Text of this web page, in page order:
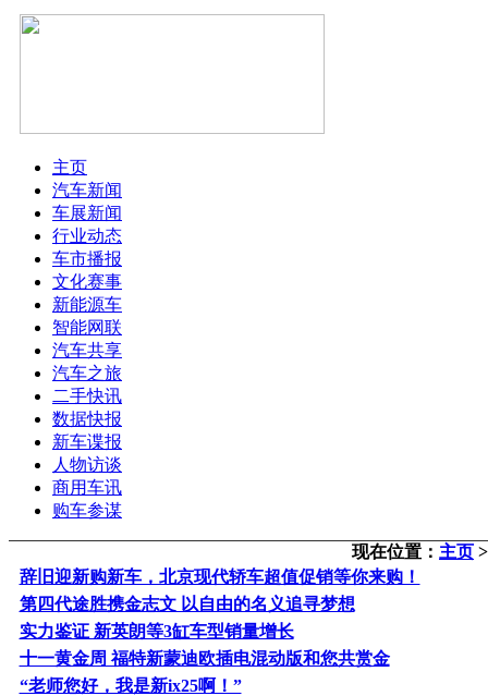
主页
汽车新闻
车展新闻
行业动态
车市播报
文化赛事
新能源车
智能网联
汽车共享
汽车之旅
二手快讯
数据快报
新车谍报
人物访谈
商用车讯
购车参谋
现在位置： 主页
辞旧迎新购新车，北京现代轿车超值促销等你来购！
第四代途胜携金志文 以自由的名义追寻梦想
实力鉴证 新英朗等3缸车型销量增长
十一黄金周 福特新蒙迪欧插电混动版和您共赏金
“老师您好，我是新ix25啊！”